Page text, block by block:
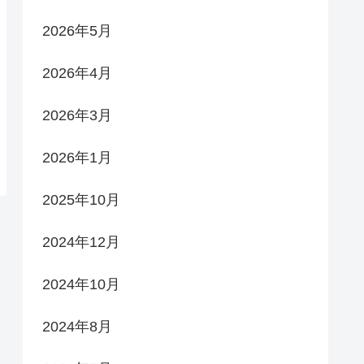
2026年5月
2026年4月
2026年3月
2026年1月
2025年10月
2024年12月
2024年10月
2024年8月